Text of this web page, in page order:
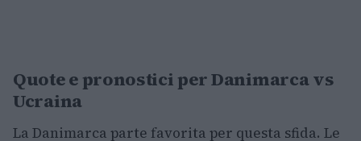
Quote e pronostici per Danimarca vs
Ucraina
La Danimarca parte favorita per questa sfida. Le